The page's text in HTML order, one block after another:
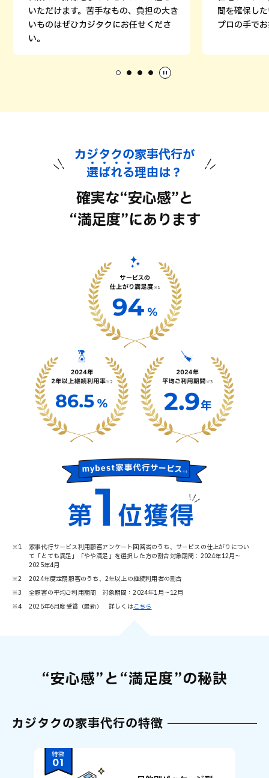
いただけます。苦手なもの、負担の大き
いものはぜひカジタクにお任せくださ
い。
間を確保し
プロの手で
カジタクの家事代行が
選ばれる理由は？
確実な“安心感”と
“満足度”にあります
※1
家事代行サービス利用顧客アンケート回答者のうち、サービスの仕上がりについ
て「とても満足」「やや満足」を選択した方の割合対象期間：2024年12月～
2025年4月
※2 2024年度定期顧客のうち、2年以上の継続利用者の割合
※3 全顧客の平均ご利用期間 対象期間：2024年1月～12月
※4 2025年6月度受賞（最新） 詳しくはこちら
“安心感”と“満足度”の秘訣
カジタクの家事代行の特徴
特徴
01